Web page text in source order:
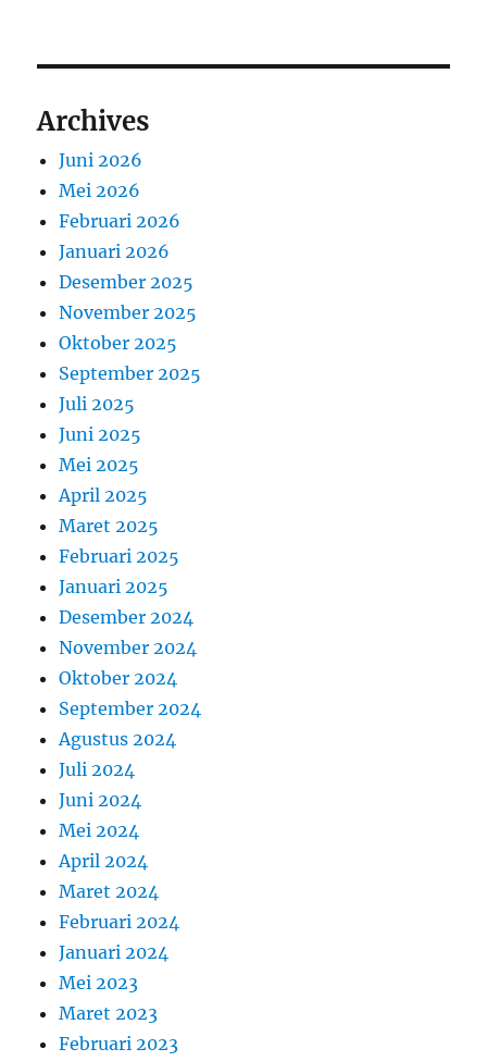
Archives
Juni 2026
Mei 2026
Februari 2026
Januari 2026
Desember 2025
November 2025
Oktober 2025
September 2025
Juli 2025
Juni 2025
Mei 2025
April 2025
Maret 2025
Februari 2025
Januari 2025
Desember 2024
November 2024
Oktober 2024
September 2024
Agustus 2024
Juli 2024
Juni 2024
Mei 2024
April 2024
Maret 2024
Februari 2024
Januari 2024
Mei 2023
Maret 2023
Februari 2023